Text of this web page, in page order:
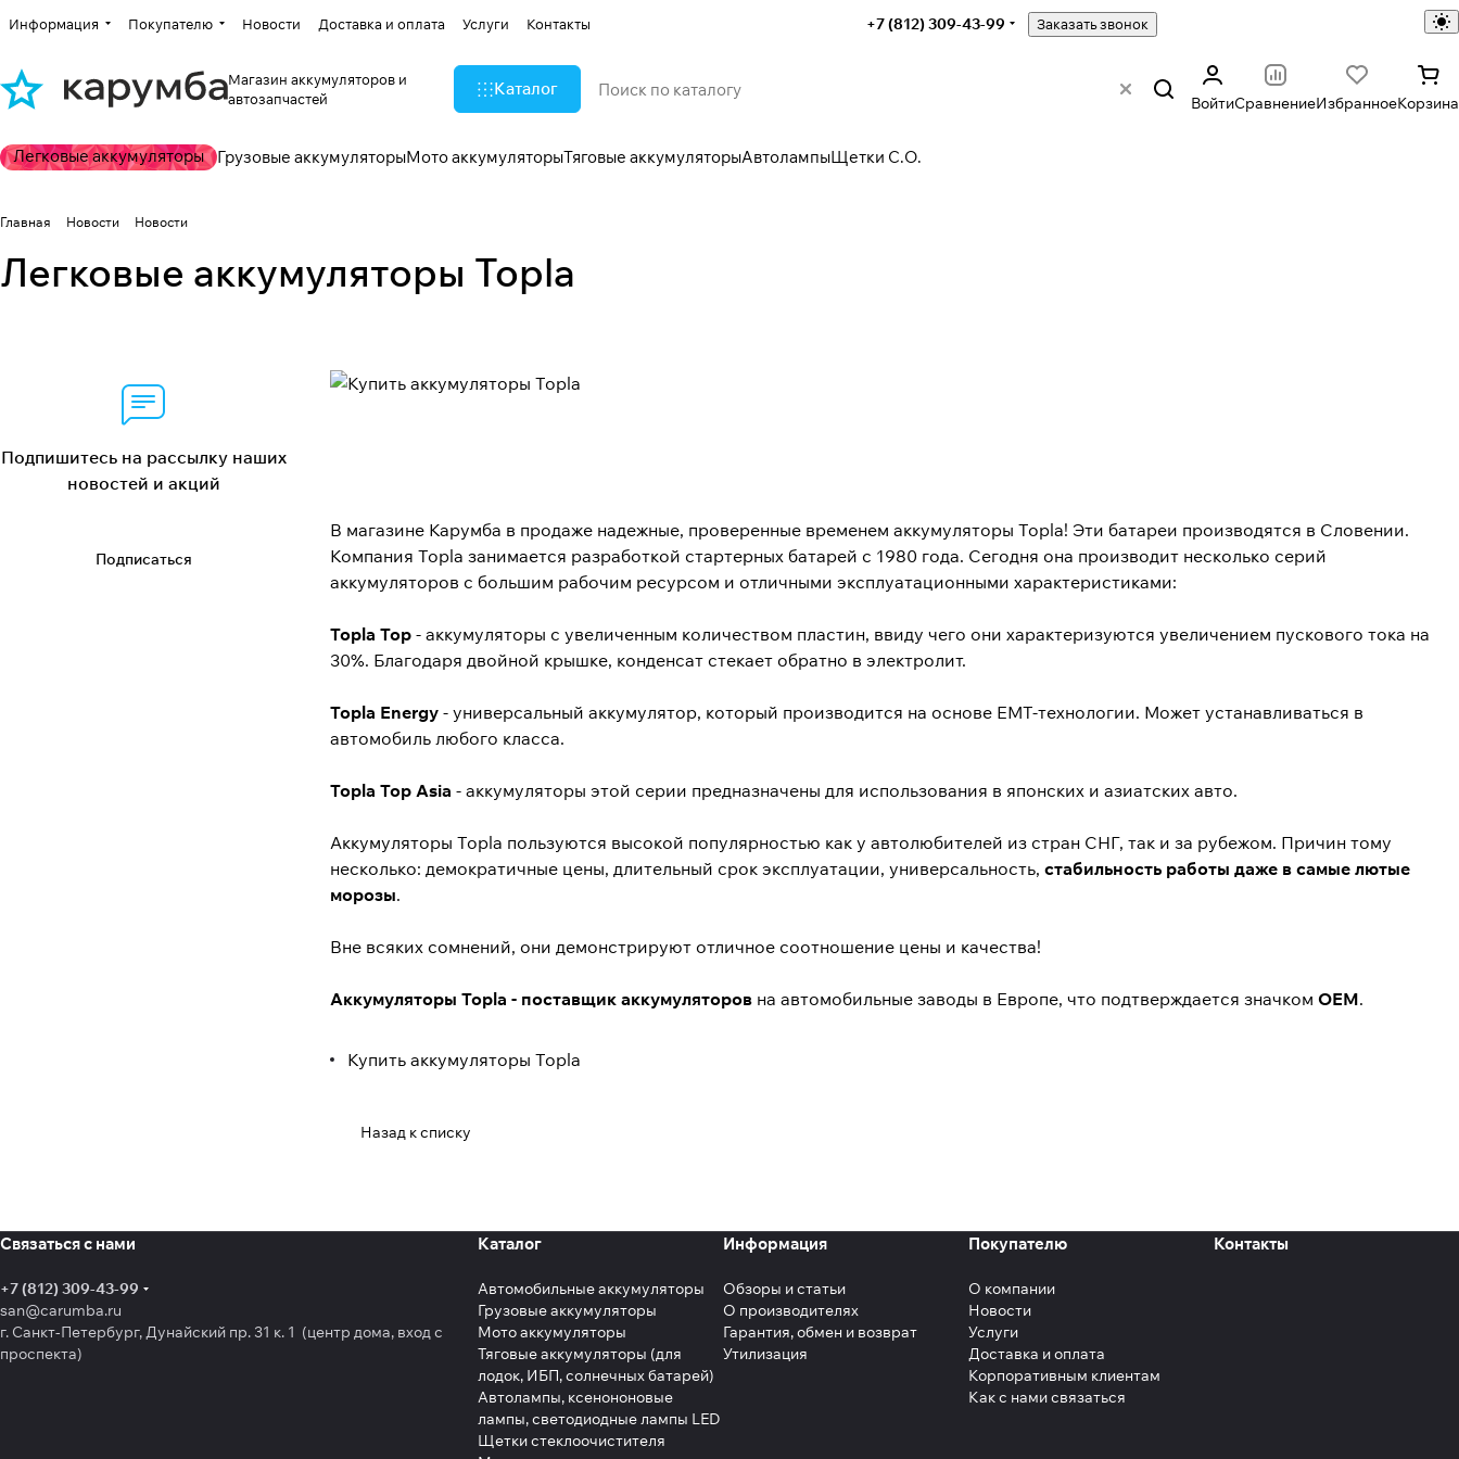
Информация Покупателю Новости Доставка и оплата Услуги Контакты +7 (812) 309-43-99 Заказать звонок
Магазин аккумуляторов и
автозапчастей
Каталог
ВойтиСравнениеИзбранноеКорзина
Легковые аккумуляторы Грузовые аккумуляторыМото аккумуляторыТяговые аккумуляторыАвтолампыЩетки С.О.
Главная Новости Новости
Легковые аккумуляторы Topla
В магазине Карумба в продаже надежные, проверенные временем аккумуляторы Topla! Эти батареи производятся в Словении.
Компания Topla занимается разработкой стартерных батарей с 1980 года. Сегодня она производит несколько серий
аккумуляторов с большим рабочим ресурсом и отличными эксплуатационными характеристиками:
Topla Top - аккумуляторы с увеличенным количеством пластин, ввиду чего они характеризуются увеличением пускового тока на
30%. Благодаря двойной крышке, конденсат стекает обратно в электролит.
Topla Energy - универсальный аккумулятор, который производится на основе EMT-технологии. Может устанавливаться в
автомобиль любого класса.
Topla Top Asia - аккумуляторы этой серии предназначены для использования в японских и азиатских авто.
Аккумуляторы Topla пользуются высокой популярностью как у автолюбителей из стран СНГ, так и за рубежом. Причин тому
несколько: демократичные цены, длительный срок эксплуатации, универсальность, стабильность работы даже в самые лютые
морозы.
Вне всяких сомнений, они демонстрируют отличное соотношение цены и качества!
Аккумуляторы Topla - поставщик аккумуляторов на автомобильные заводы в Европе, что подтверждается значком OEM.
Купить аккумуляторы Topla
Назад к списку
Подпишитесь на рассылку наших
новостей и акций
Подписаться
Связаться с нами
+7 (812) 309-43-99
san@carumba.ru
г. Санкт-Петербург, Дунайский пр. 31 к. 1 (центр дома, вход с
проспекта)
Каталог
Автомобильные аккумуляторы
Грузовые аккумуляторы
Мото аккумуляторы
Тяговые аккумуляторы (для
лодок, ИБП, солнечных батарей)
Автолампы, ксенононовые
лампы, светодиодные лампы LED
Щетки стеклоочистителя
Информация
Обзоры и статьи
О производителях
Гарантия, обмен и возврат
Утилизация
Покупателю
О компании
Новости
Услуги
Доставка и оплата
Корпоративным клиентам
Как с нами связаться
Контакты